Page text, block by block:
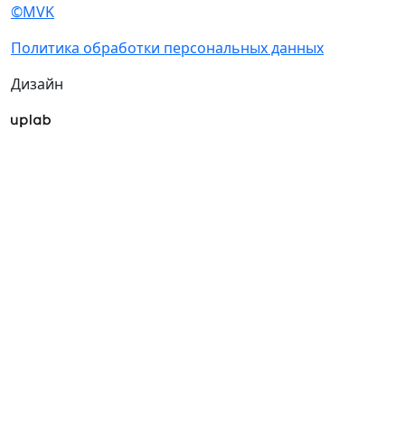
©MVK
Политика обработки персональных данных
Дизайн